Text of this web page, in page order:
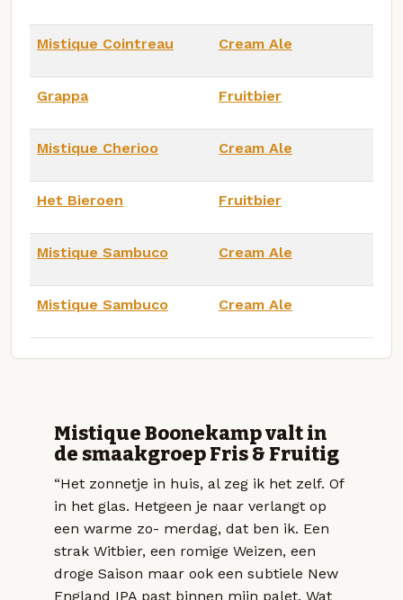
Mistique Cointreau Cream Ale
Grappa Fruitbier
Mistique Cherioo Cream Ale
Het Bieroen Fruitbier
Mistique Sambuco Cream Ale
Mistique Sambuco Cream Ale
Mistique Boonekamp valt in
de smaakgroep Fris & Fruitig
“Het zonnetje in huis, al zeg ik het zelf. Of
in het glas. Hetgeen je naar verlangt op
een warme zo- merdag, dat ben ik. Een
strak Witbier, een romige Weizen, een
droge Saison maar ook een subtiele New
England IPA past binnen mijn palet. Wat